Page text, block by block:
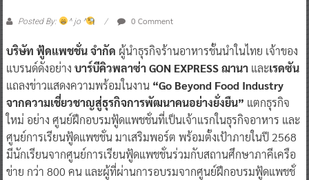
Posted By: ^ jo ^ 0 Comment
บริษัท ฟู้ดแพชชั่น จำกัด ผู้นำธุรกิจร้านอาหารชั้นนำในไทย เจ้าของ
แบรนด์ดังอย่าง บาร์บีคิวพลาซ่า GON EXPRESS ฌานาและเรดซัน
แถลงข่าวแสดงความพร้อมในงาน “Go Beyond Food Industry
จากความเชี่ยวชาญสู่ธุรกิจการพัฒนาคนอย่างยั่งยืน” แตกธุรกิจ
ใหม่ อย่าง ศูนย์ฝึกอบรมฟู้ดแพชชั่นที่เป็นเจ้าแรกในธุรกิจอาหาร และ
ศูนย์การเรียนฟู้ดแพชชั่น มาเสริมพอร์ต พร้อมตั้งเป้าภายในปี 2568
มีนักเรียนจากศูนย์การเรียนฟู้ดแพชชั่นร่วมกับสถานศึกษาภาคีเครือ
ข่าย กว่า 800 คน และผู้ที่ผ่านการอบรมจากศูนย์ฝึกอบรมฟู้ดแพชชั่